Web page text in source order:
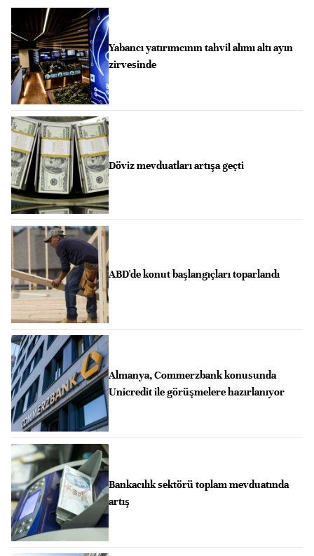
Yabancı yatırımcının tahvil alımı altı ayın
zirvesinde
Döviz mevduatları artışa geçti
ABD'de konut başlangıçları toparlandı
Almanya, Commerzbank konusunda
Unicredit ile görüşmelere hazırlanıyor
Bankacılık sektörü toplam mevduatında
artış